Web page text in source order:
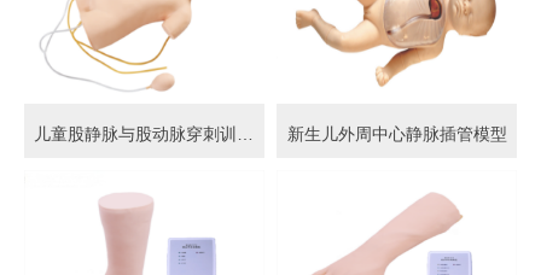
儿童股静脉与股动脉穿刺训练模型 新生儿外周中心静脉插管模型